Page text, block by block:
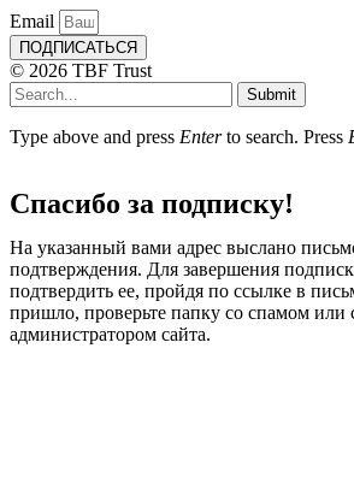
Email
ПОДПИСАТЬСЯ
© 2026 TBF Trust
Submit
Type above and press Enterto search. Press
Спасибо за подписку!
На указанный вами адрес выслано
подтверждения. Для завершения
подтвердить ее, пройдя по ссылке в
пришло, проверьте папку со спамом или
администратором сайта.